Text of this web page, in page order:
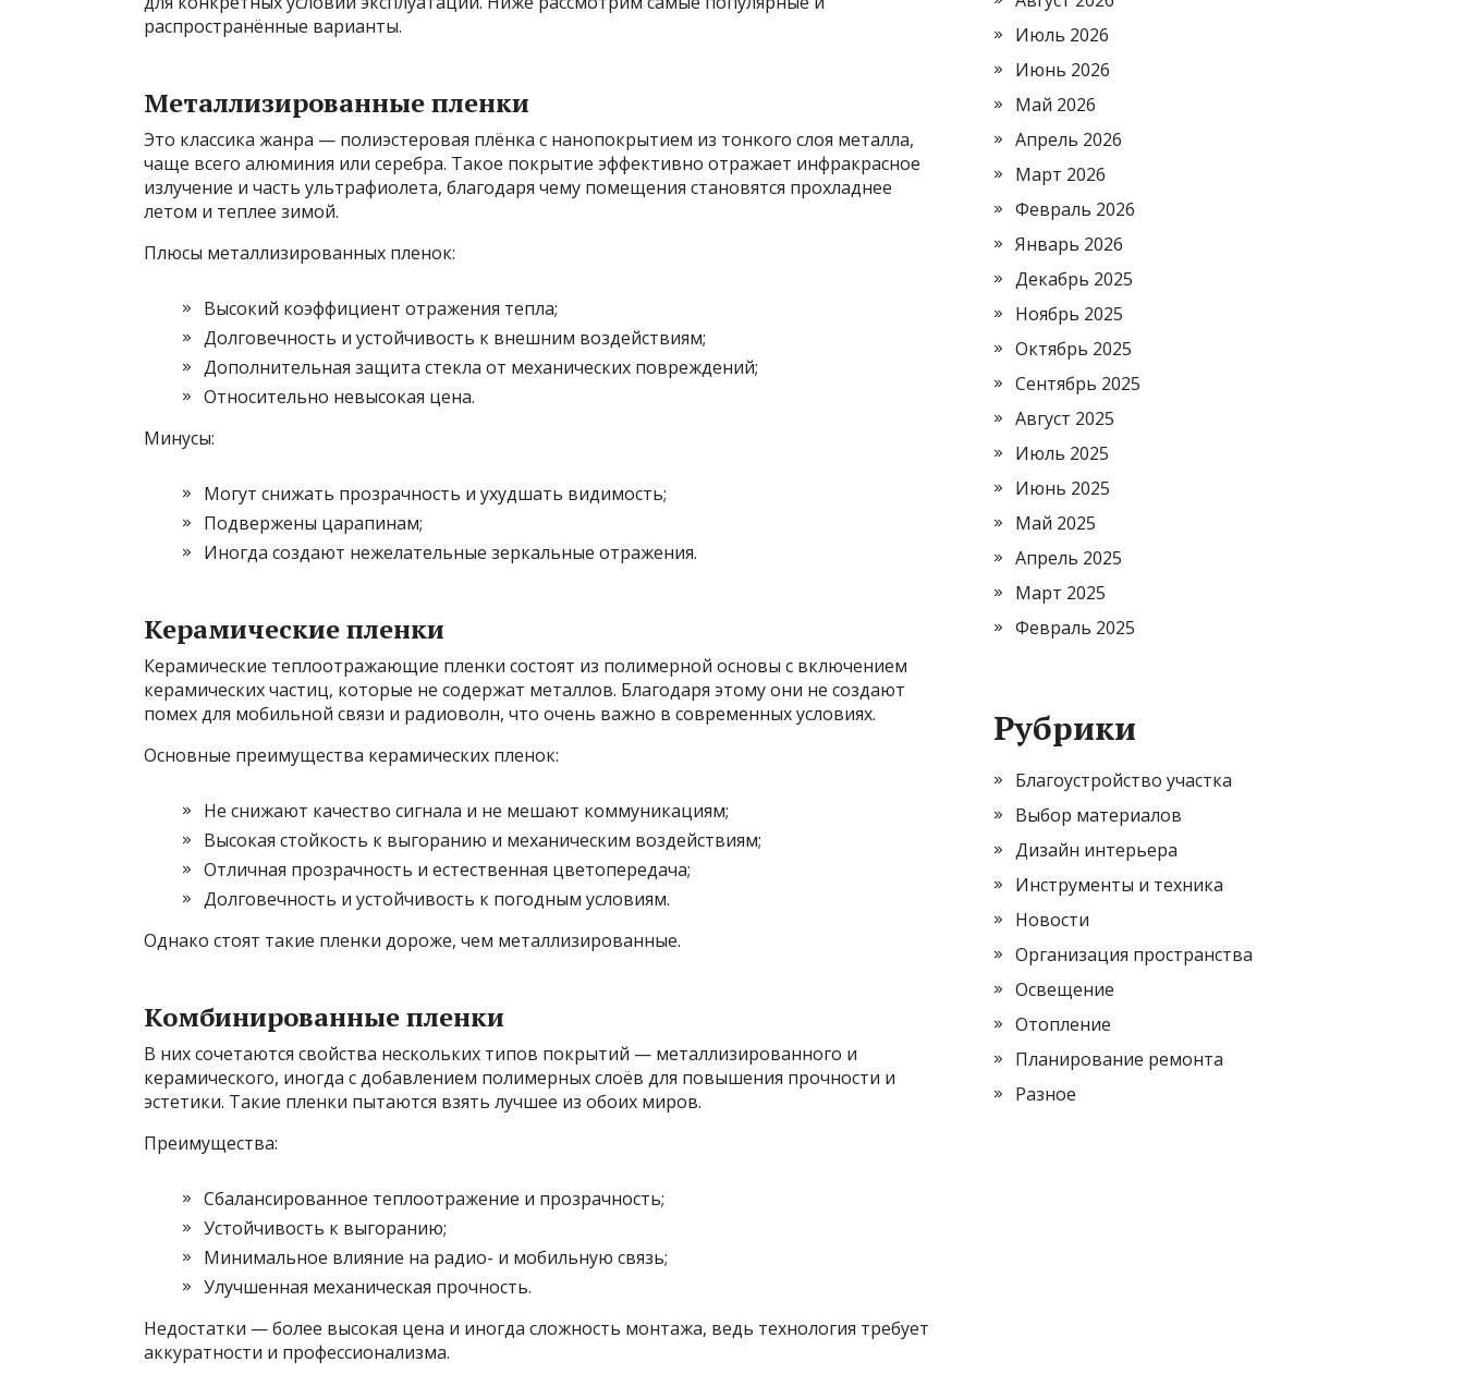
распространённые варианты.
Металлизированные пленки
Это классика жанра — полиэстеровая плёнка с нанопокрытием из тонкого слоя металла,
чаще всего алюминия или серебра. Такое покрытие эффективно отражает инфракрасное
излучение и часть ультрафиолета, благодаря чему помещения становятся прохладнее
летом и теплее зимой.
Плюсы металлизированных пленок:
Высокий коэффициент отражения тепла;
Долговечность и устойчивость к внешним воздействиям;
Дополнительная защита стекла от механических повреждений;
Относительно невысокая цена.
Минусы:
Могут снижать прозрачность и ухудшать видимость;
Подвержены царапинам;
Иногда создают нежелательные зеркальные отражения.
Керамические пленки
Керамические теплоотражающие пленки состоят из полимерной основы с включением
керамических частиц, которые не содержат металлов. Благодаря этому они не создают
помех для мобильной связи и радиоволн, что очень важно в современных условиях.
Основные преимущества керамических пленок:
Не снижают качество сигнала и не мешают коммуникациям;
Высокая стойкость к выгоранию и механическим воздействиям;
Отличная прозрачность и естественная цветопередача;
Долговечность и устойчивость к погодным условиям.
Однако стоят такие пленки дороже, чем металлизированные.
Комбинированные пленки
В них сочетаются свойства нескольких типов покрытий — металлизированного и
керамического, иногда с добавлением полимерных слоёв для повышения прочности и
эстетики. Такие пленки пытаются взять лучшее из обоих миров.
Преимущества:
Сбалансированное теплоотражение и прозрачность;
Устойчивость к выгоранию;
Минимальное влияние на радио- и мобильную связь;
Улучшенная механическая прочность.
Недостатки — более высокая цена и иногда сложность монтажа, ведь технология требует
аккуратности и профессионализма.
Июль 2026
Июнь 2026
Май 2026
Апрель 2026
Март 2026
Февраль 2026
Январь 2026
Декабрь 2025
Ноябрь 2025
Октябрь 2025
Сентябрь 2025
Август 2025
Июль 2025
Июнь 2025
Май 2025
Апрель 2025
Март 2025
Февраль 2025
Рубрики
Благоустройство участка
Выбор материалов
Дизайн интерьера
Инструменты и техника
Новости
Организация пространства
Освещение
Отопление
Планирование ремонта
Разное